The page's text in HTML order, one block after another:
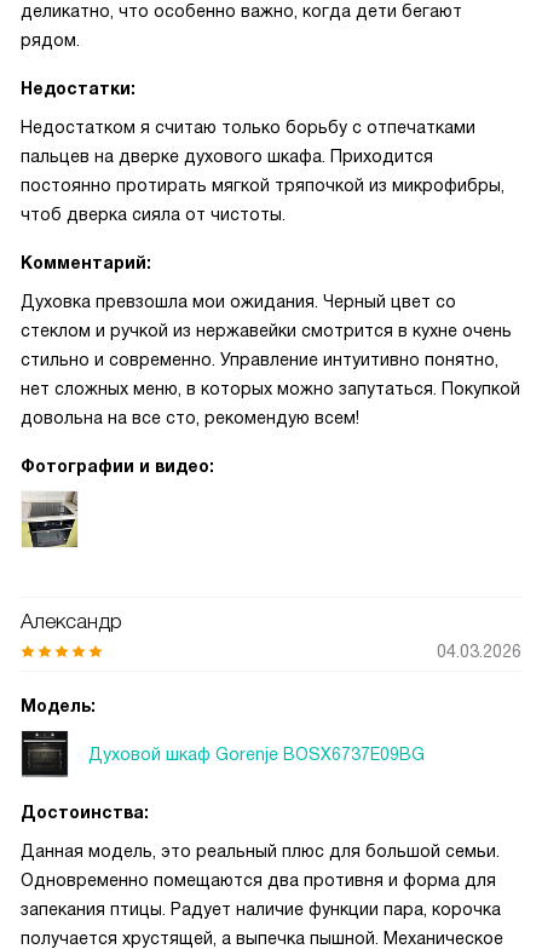
деликатно, что особенно важно, когда дети бегают
рядом.
Недостатки:
Недостатком я считаю только борьбу с отпечатками
пальцев на дверке духового шкафа. Приходится
постоянно протирать мягкой тряпочкой из микрофибры,
чтоб дверка сияла от чистоты.
Комментарий:
Духовка превзошла мои ожидания. Черный цвет со
стеклом и ручкой из нержавейки смотрится в кухне очень
стильно и современно. Управление интуитивно понятно,
нет сложных меню, в которых можно запутаться. Покупкой
довольна на все сто, рекомендую всем!
Фотографии и видео:
Александр
04.03.2026
Модель:
Духовой шкаф Gorenje BOSX6737E09BG
Достоинства:
Данная модель, это реальный плюс для большой семьи.
Одновременно помещаются два противня и форма для
запекания птицы. Радует наличие функции пара, корочка
получается хрустящей, а выпечка пышной. Механическое